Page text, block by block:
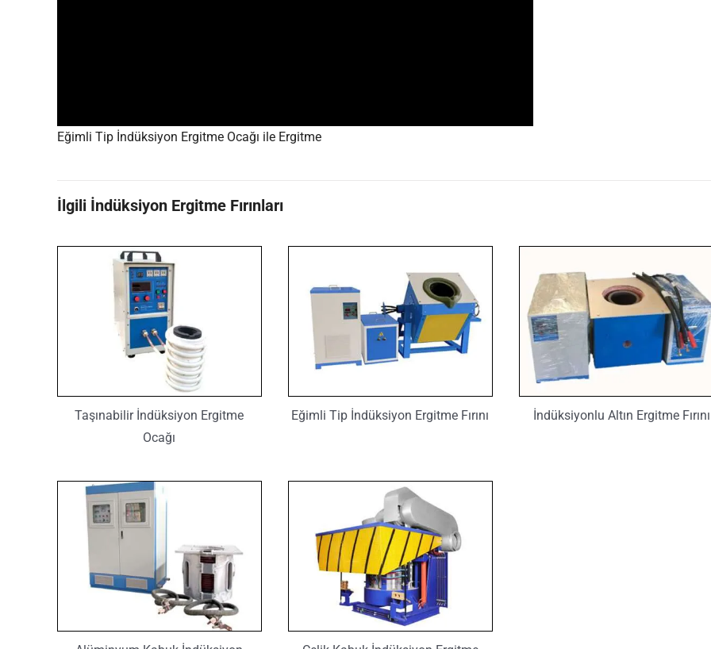
Eğimli Tip İndüksiyon Ergitme Ocağı ile Ergitme
İlgili İndüksiyon Ergitme Fırınları
Taşınabilir İndüksiyon Ergitme
Ocağı
Eğimli Tip İndüksiyon Ergitme Fırını İndüksiyonlu Altın Ergitme Fırını